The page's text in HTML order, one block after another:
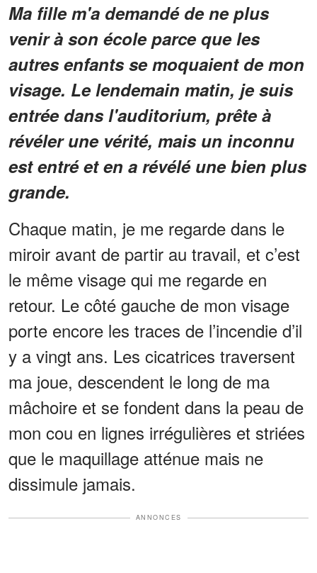
Ma fille m'a demandé de ne plus
venir à son école parce que les
autres enfants se moquaient de mon
visage. Le lendemain matin, je suis
entrée dans l'auditorium, prête à
révéler une vérité, mais un inconnu
est entré et en a révélé une bien plus
grande.
Chaque matin, je me regarde dans le
miroir avant de partir au travail, et c’est
le même visage qui me regarde en
retour. Le côté gauche de mon visage
porte encore les traces de l’incendie d’il
y a vingt ans. Les cicatrices traversent
ma joue, descendent le long de ma
mâchoire et se fondent dans la peau de
mon cou en lignes irrégulières et striées
que le maquillage atténue mais ne
dissimule jamais.
ANNONCES